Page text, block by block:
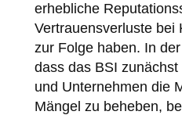
erhebliche
Vertrauensverluste bei
zur Folge haben. In
dass das BSI
und Unternehmen die
Mängel zu beheben,